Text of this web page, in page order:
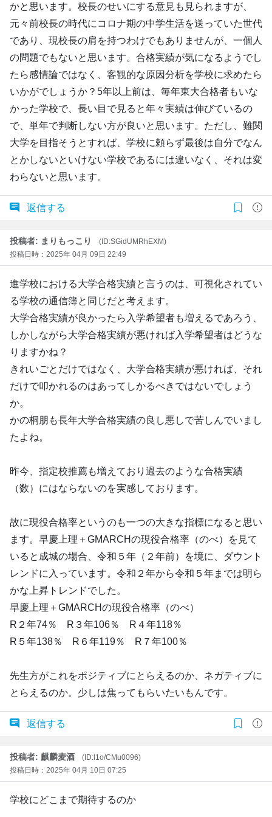
かと思います。校長のせいにする意見も見られますが、
元々前校長の時代にコロナ期の中学生活を送っていた世代
であり、現校長の肩を持つわけでもありませんが、一個人
の問題でもないと思います。合格実績が気になるようでし
たら感情論ではなく、客観的な原因分析を学校に求めたら
いかがでしょうか？5年以上前は、毎年東大合格者もいな
かった学校で、長い目で見ると年々実績は伸びているの
で、単年で判断しない方が良いと思います。ただし、難関
大学を目指そうとすれば、学校に頼らず最後は自分でなん
とかしないといけない学校であるには違いなく、それは変
わらないと思います。
返信する
投稿者: まりもっこり
(ID:SGidUMRhEXM)
投稿日時：2025年 04月 09日 22:49
進学校における大学合格実績と言うのは、可視化されてい
る学校の通信簿と同じだと考えます。
大学合格実績が良かったら入学希望者も増えるであろう、
しかしながら大学合格実績が悪ければ入学希望者はどうな
りますかね？
きれいごとだけではなく、大学合格実績が悪ければ、それ
だけで叩かれるのはあってしかるべきではないでしょう
か。
かの桐朋も長年大学合格実績の良し悪しで苦しんでいまし
たよね。
昨今、指定校推薦も増えており過去のような合格実績
（数）にはならないのを実感しております。
故に現役合格率というのも一つの大きな指標になると思い
ます。早慶上理＋GMARCHの現役合格率（のべ）を見て
いると成城の場合、令和５年（２年前）を境に、ダウント
レンドに入っています。令和２年から令和５年までは明ら
かな上昇トレンドでした。
早慶上理＋GMARCHの現役合格率（のべ）
R２年74％ R３年106％ R４年118％
R５年138％ R６年119％ R７年100％
先生方がこれをポジティブにとらえるのか、ネガティブに
とらえるのか。少しは焦ってもらいたいもんです。
返信する
投稿者: 麒麟麦酒
(ID:l1o/CMu0096)
投稿日時：2025年 04月 10日 07:25
学校にどこまで期待するのか